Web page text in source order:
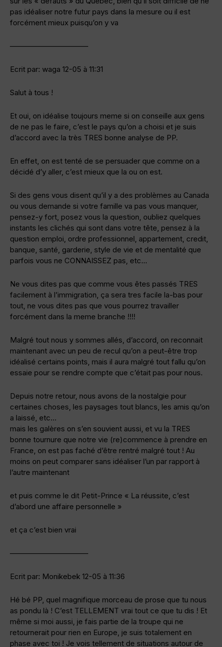
pas idéaliser notre futur pays dans la mesure ou il est
forcément mieux puisqu’on y va
——————————–
Ecrit par: waga 12-05 à 11:31
Salut à tous !
Et oui, on idéalise toujours meme si on conseille aux gens
de ne pas le faire, c’est le pays qu’on a choisi et je suis
d’accord avec la très TRES bonne analyse de PP.
En effet, on est tenté de se persuader que comme on a
décidé d’y aller, c’est mieux que la ou on est.
Si des gens vous disent qu’il y a des problèmes au Canada
ou vous demande si votre famille va pas vous manquer,
pensez-y fort, posez vous la question, oubliez quelques
instants les clichés qui sont dans votre tête, pensez à la
question emploi, ordre professionnel, appartement, credit,
banque, santé, garderie, style de vie et de mentalité que
parfois vous ne CONNAISSEZ pas, etc…
Ne vous dites pas que comme vous êtes passés TRES
facilement à l’immigration, ça sera tres facile la-bas pour
tout, ne vous dites pas que vous pourrez travailler
forcément dans la meme branche !!!!
Malgré tout nous y sommes allés, d’accord, on reconnait
maintenant avec un peu de recul qu’on a peut-être trop
idéalisé certains points, mais il aura malgré tout fallu qu’on
essaie pour se rendre compte que c’était pas pour nous.
Depuis notre retour, nous avons de la nostalgie pour
certaines choses, les paysages tout blancs, les amis qu’on
a laissé, etc…
mais les galères on s’en souvient aussi, et vu la TRES
bonne tournure que notre vie (re)commence à prendre en
France, on est pas faché d’être rentré malgré tout ! Au
moins on peut comparer sans idéaliser l’un par rapport à
l’autre maintenant
et puis comme le dit Petit-Prince « La réussite, c’est
d’abord une affaire personnelle »
et ça c’est bien vrai
——————————–
Ecrit par: Monikebek 12-05 à 11:36
Hé bé PP, quel magnifique morceau de prose que tu nous
as pondu là ! C’est TELLEMENT vrai tout ce que tu dis ! Et
même si moi aussi, je fais partie de la troupe qui ne
retournerait pour rien en Europe, je suis totalement en
phase avec toi ! Je vois tellement de situations autour de